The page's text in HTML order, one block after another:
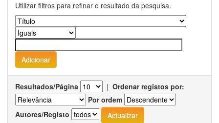
Utilizar filtros para refinar o resultado da pesquisa.
Resultados/Página | Ordenar registos por:
Por ordem
Autores/Registo